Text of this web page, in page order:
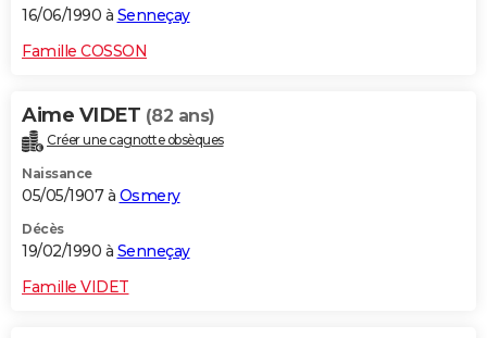
16/06/1990 à Senneçay
Famille COSSON
Aime VIDET (82 ans)
Créer une cagnotte obsèques
Naissance
05/05/1907 à Osmery
Décès
19/02/1990 à Senneçay
Famille VIDET